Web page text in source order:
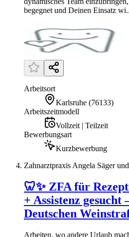
begegnet und Deinen Einsatz
Arbeitsort
Karlsruhe (76133)
Arbeitszeitmodell
Vollzeit | Teilzeit
Bewerbungsart
Kurzbewerbung
Zahnarztpraxis Angela Säger
🦷✨ ZFA für
+ Assistenz gesucht
Deutschen
Arbeiten, wo andere Urlaub